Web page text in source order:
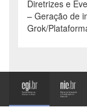
Diretrizes e
– Geração de
Grok/